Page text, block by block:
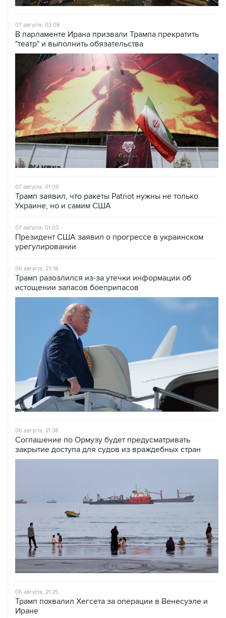
07 августа, 02:08
В парламенте Ирана призвали Трампа прекратить
"театр" и выполнить обязательства
07 августа, 01:09
Трамп заявил, что ракеты Patriot нужны не только
Украине, но и самим США
07 августа, 01:03
Президент США заявил о прогрессе в украинском
урегулировании
06 августа, 23:18
Трамп разозлился из-за утечки информации об
истощении запасов боеприпасов
06 августа, 21:38
Соглашение по Ормузу будет предусматривать
закрытие доступа для судов из враждебных стран
06 августа, 21:25
Трамп похвалил Хегсета за операции в Венесуэле и
Иране